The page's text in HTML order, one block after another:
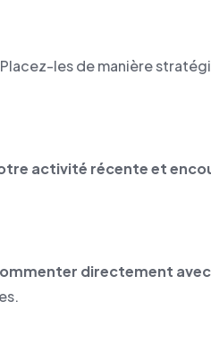
Placez-les de manière
activité récente et
directement